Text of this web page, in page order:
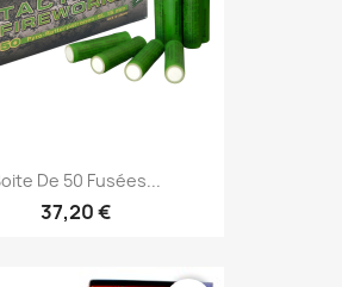
De 50 Fusées...
37,20 €